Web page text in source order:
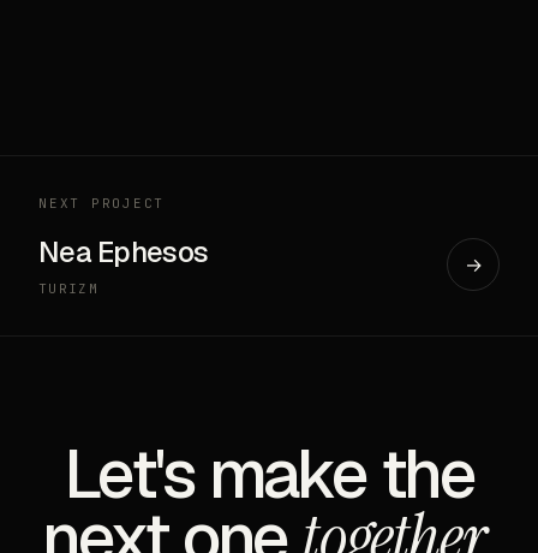
NEXT PROJECT
Nea Ephesos
TURIZM
→
Let's make the